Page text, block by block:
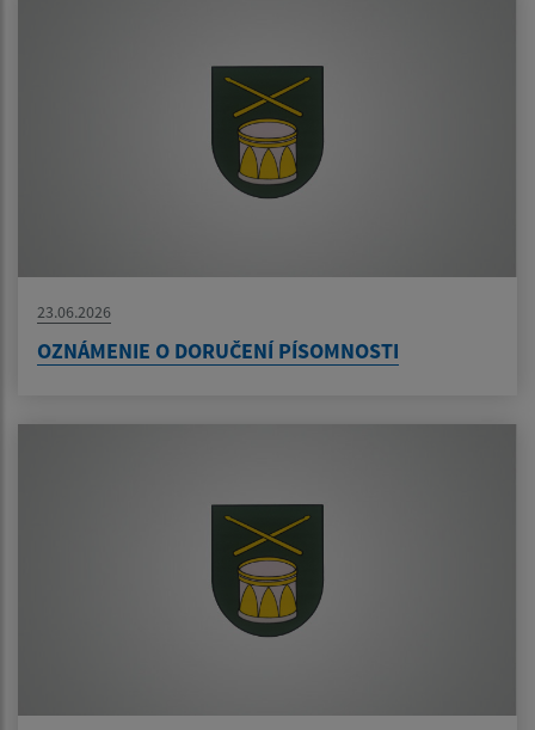
23.06.2026
OZNÁMENIE O DORUČENÍ PÍSOMNOSTI